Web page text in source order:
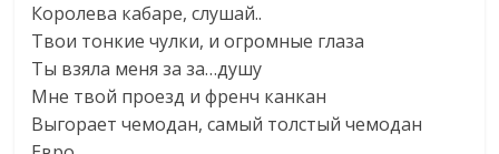
Королева кабаре, слушай..
Твои тонкие чулки, и огромные глаза
Ты взяла меня за за…душу
Мне твой проезд и френч канкан
Выгорает чемодан, самый толстый чемодан